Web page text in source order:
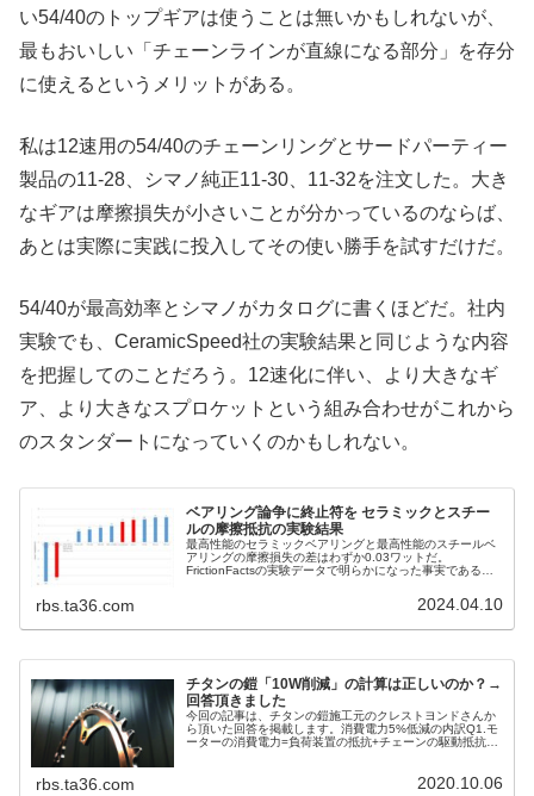
い54/40のトップギアは使うことは無いかもしれないが、
最もおいしい「チェーンラインが直線になる部分」を存分
に使えるというメリットがある。
私は12速用の54/40のチェーンリングとサードパーティー
製品の11-28、シマノ純正11-30、11-32を注文した。大き
なギアは摩擦損失が小さいことが分かっているのならば、
あとは実際に実践に投入してその使い勝手を試すだけだ。
54/40が最高効率とシマノがカタログに書くほどだ。社内
実験でも、CeramicSpeed社の実験結果と同じような内容
を把握してのことだろう。12速化に伴い、より大きなギ
ア、より大きなスプロケットという組み合わせがこれから
のスタンダートになっていくのかもしれない。
ベアリング論争に終止符を セラミックとスチー
ルの摩擦抵抗の実験結果
最高性能のセラミックベアリングと最高性能のスチールベ
アリングの摩擦損失の差はわずか0.03ワットだ。
FrictionFactsの実験データで明らかになった事実である。
クスの抵抗が小さいと知られるようになったのも同社の実
験がきっかけだった。FrictionFactsの目的はただ1つ、「最
rbs.ta36.com 2024.04.10
チタンの鎧「10W削減」の計算は正しいのか？→
回答頂きました
今回の記事は、チタンの鎧施工元のクレストヨンドさんか
ら頂いた回答を掲載します。消費電力5%低減の内訳Q1.モ
ーターの消費電力=負荷装置の抵抗+チェーンの駆動抵抗だ
5%低減した。 1は「負荷と駆動抵抗の合計」が5%減って
rbs.ta36.com 2020.10.06